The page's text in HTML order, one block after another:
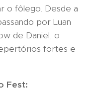
o fôlego. Desde a
por Luan
de Daniel, o
fortes e
Fest: